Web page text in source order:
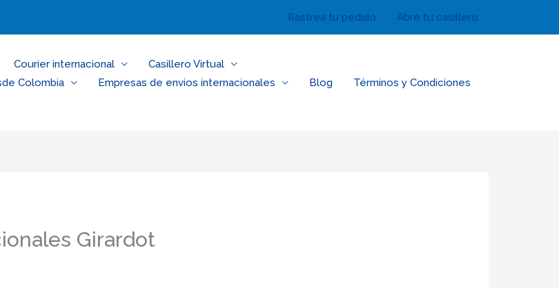
Rastrea tu pedido Abre tu casillero
Courier internacional
Casillero Virtual
Colombia
Empresas de envios internacionales Blog
Términos y Condiciones
Girardot